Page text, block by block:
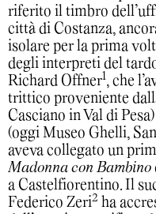
riferito il timbro
città di Costanza,
isolare per la prima
degli interpreti del
Richard Offner , che
trittico proveniente
Casciano in Val di
(oggi Museo Ghelli,
aveva collegato un
Madonna con Bambino
a Castelfiorentino. Il
Federico Zeri2 ha